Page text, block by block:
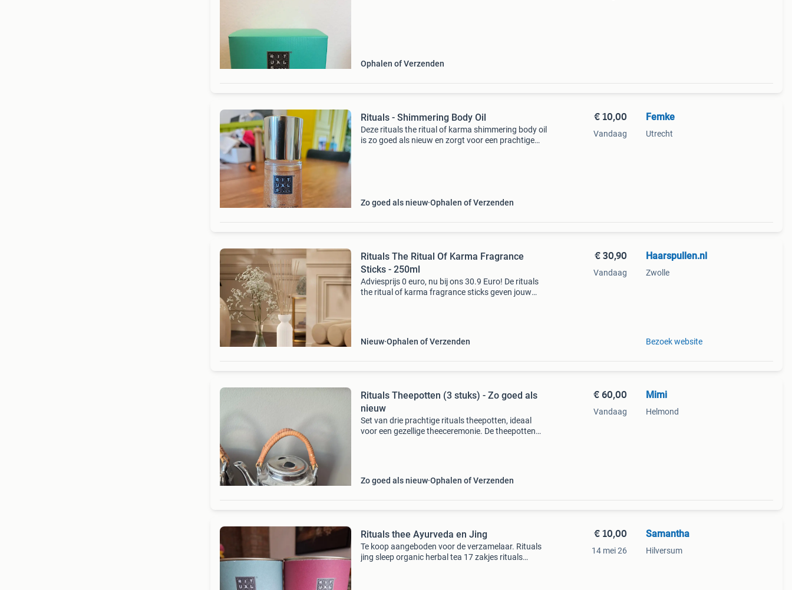
Ophalen of Verzenden
Rituals - Shimmering Body Oil
Deze rituals the ritual of karma shimmering body oil
is zo goed als nieuw en zorgt voor een prachtige
Zo goed als nieuw Ophalen of Verzenden
€ 10,00
Vandaag
Femke
Utrecht
Rituals The Ritual Of Karma Fragrance
Sticks - 250ml
Adviesprijs 0 euro, nu bij ons 30.9 Euro! De rituals
the ritual of karma fragrance sticks geven jouw
Nieuw Ophalen of Verzenden
€ 30,90
Vandaag
Haarspullen.nl
Zwolle
Bezoek website
Rituals Theepotten (3 stuks) - Zo goed als
nieuw
Set van drie prachtige rituals theepotten, ideaal
voor een gezellige theeceremonie. De theepotten
Zo goed als nieuw Ophalen of Verzenden
€ 60,00
Vandaag
Mimi
Helmond
Rituals thee Ayurveda en Jing
Te koop aangeboden voor de verzamelaar. Rituals
jing sleep organic herbal tea 17 zakjes rituals
€ 10,00
14 mei 26
Samantha
Hilversum